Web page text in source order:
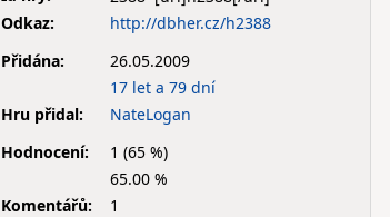
Odkaz:
http://dbher.cz/h2388
Přidána:
26.05.2009
17 let a 79 dní
Hru přidal:
NateLogan
Hodnocení:
1 (65 %)
65.00 %
Komentářů:
1